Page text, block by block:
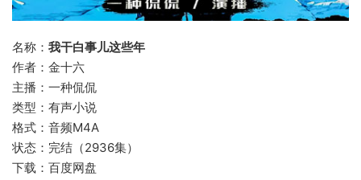
名称： 我干白事儿这些年
作者：金十六
主播：一种侃侃
类型：有声小说
格式：音频M4A
状态：完结（2936集）
下载：百度网盘